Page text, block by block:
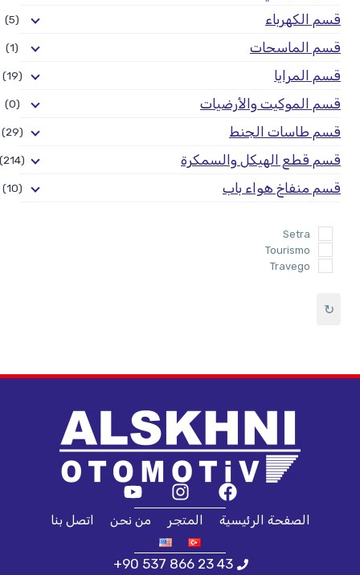
قسم الكهرباء (5)
قسم الماسحات (1)
قسم المرايا (19)
قسم الموكيت والأرضيات (0)
قسم طاسات الجنط (29)
قسم قطع الهيكل والسمكرة (214)
قسم منفاخ هواء باب (10)
Setra
Tourismo
Travego
↻
الصفحة الرئيسية المتجر من نحن اتصل بنا
+90 537 866 23 43